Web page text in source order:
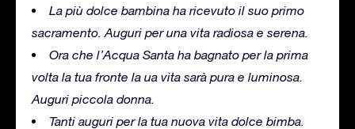
La più dolce bambina ha ricevuto il suo primo
sacramento. Auguri per una vita radiosa e serena.
Ora che l’Acqua Santa ha bagnato per la prima
volta la tua fronte la ua vita sarà pura e luminosa.
Auguri piccola donna.
Tanti auguri per la tua nuova vita dolce bimba.